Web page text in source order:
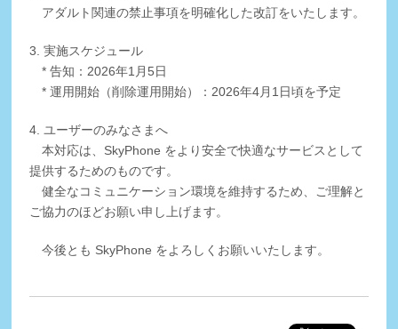
アダルト関連の禁止事項を明確化した改訂をいたします。
3. 実施スケジュール
* 告知：2026年1月5日
* 運用開始（削除運用開始）：2026年4月1日頃を予定
4. ユーザーのみなさまへ
本対応は、SkyPhone をより安全で快適なサービスとして
提供するためのものです。
健全なコミュニケーション環境を維持するため、ご理解と
ご協力のほどお願い申し上げます。
今後とも SkyPhone をよろしくお願いいたします。